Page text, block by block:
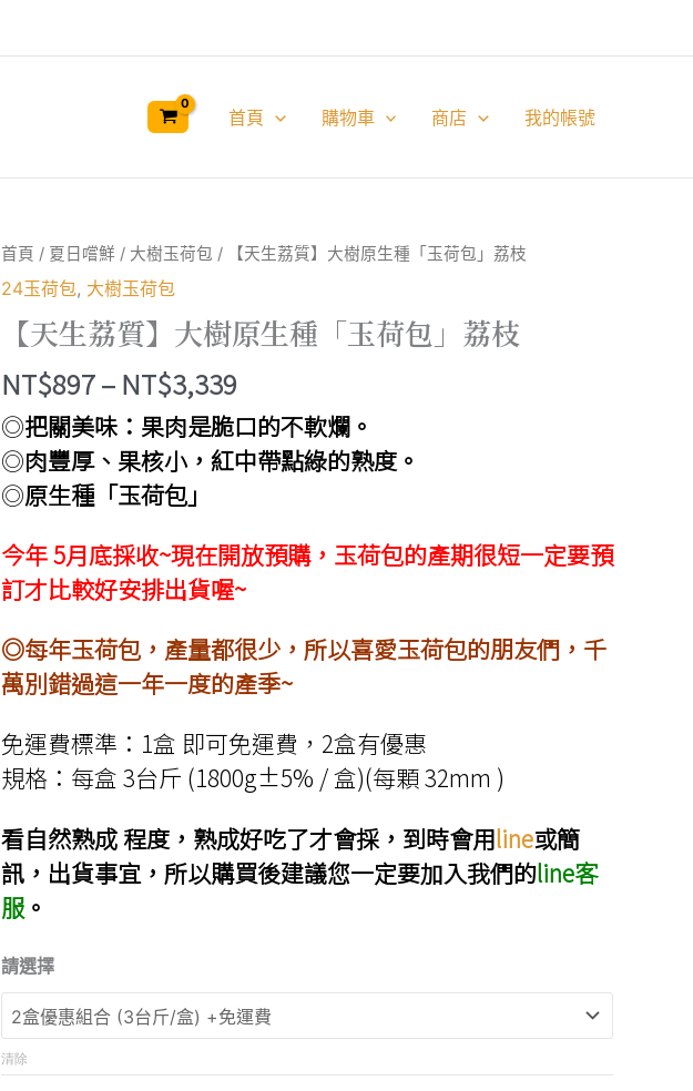
首頁 購物車 商店 我的帳號
首頁 / 夏日嚐鮮 / 大樹玉荷包 / 【天生荔質】大樹原生種「玉荷包」荔枝
24玉荷包, 大樹玉荷包
【天生荔質】大樹原生種「玉荷包」荔枝
NT$897– NT$3,339
格
範
NT$897
到
◎把關美味：果肉是脆口的不軟爛。
◎肉豐厚、果核小，紅中帶點綠的熟度。
◎原生種「玉荷包」
今年 5月底採收~現在開放預購，玉荷包的產期很短一定要預
訂才比較好安排出貨喔~
◎每年玉荷包，產量都很少，所以喜愛玉荷包的朋友們，千
萬別錯過這一年一度的產季~
免運費標準：1盒 即可免運費，2盒有優惠
規格：每盒 3台斤 (1800g±5% / 盒)(每顆 32mm )
看自然熟成 程度，熟成好吃了才會採，到時會用line或簡
訊，出貨事宜，所以購買後建議您一定要加入我們的line客
服 。
請選擇
清除